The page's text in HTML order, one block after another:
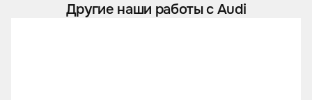
Другие наши работы с Audi